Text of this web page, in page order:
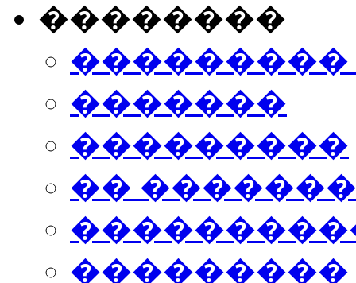
��������
���������
�������
���������
��
���������